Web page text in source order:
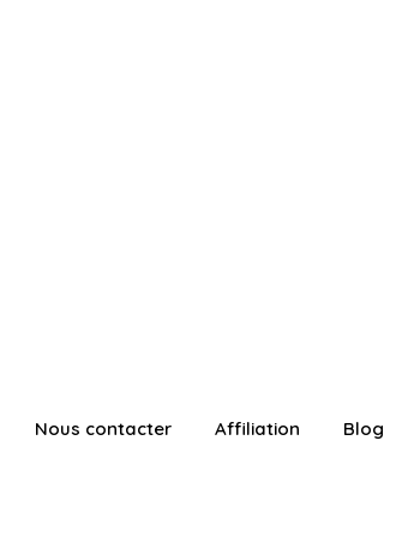
Nous contacter Affiliation Blog